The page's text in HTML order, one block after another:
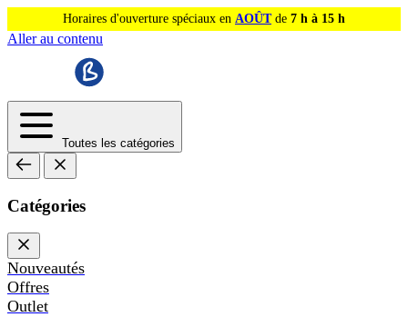
Horaires d'ouverture spéciaux en AOÛTde 7 h à 15 h
Aller au contenu
Toutes les catégories
Catégories
Nouveautés
Offres
Outlet